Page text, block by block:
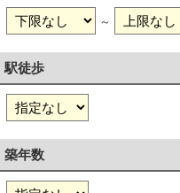
～
駅徒歩
築年数